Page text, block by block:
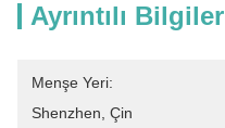
Ayrıntılı Bilgiler
Menşe Yeri:
Shenzhen, Çin